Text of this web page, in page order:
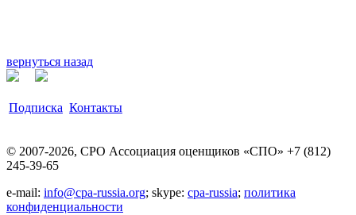
вернуться назад
Подписка Контакты
© 2007-2026, СРО Ассоциация оценщиков «СПО» +7 (812)
245-39-65
e-mail: info@cpa-russia.org; skype: cpa-russia; политика
конфиденциальности